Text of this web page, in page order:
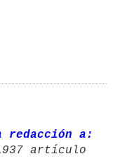
redacción a:
artículo